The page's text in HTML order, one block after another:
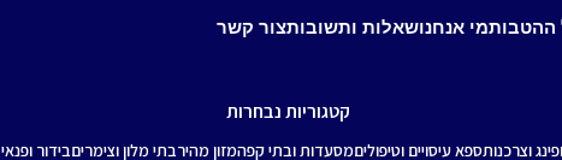
ההטבותמי אנחנושאלות ותשובותצור קשר
קטגוריות נבחרות
וצרכנותספא עיסויים וטיפוליםמסעדות ובתי קפהמזון מהירבתי מלון וצימריםבידור ופנאי